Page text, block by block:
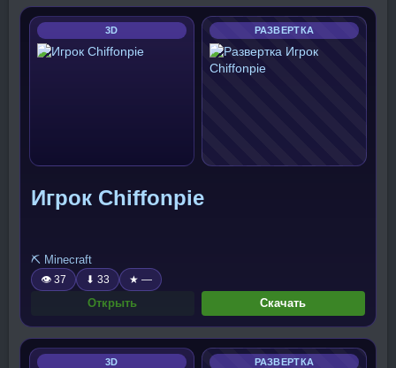
3D РАЗВЕРТКА
Игрок Chiffonpie
⛏️ Minecraft
👁 37 ⬇ 33 ★ —
Открыть Скачать
3D РАЗВЕРТКА